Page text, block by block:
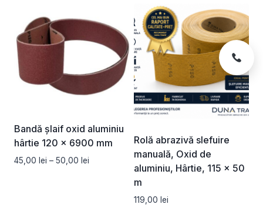
produs
are
mai
multe
variații.
fi
alese
pagina
49,00 lei
Acest
produs
are
mai
multe
variații.
Opțiunile
pot
alese
în
pagina
produsului.
Bandă șlaif oxid aluminiu
hârtie 120 x 6900 mm
45,00 lei – 50,00 lei
Rolă abrazivă slefuire
manuală, Oxid de
aluminiu, Hârtie, 115 × 50
m
119,00 lei